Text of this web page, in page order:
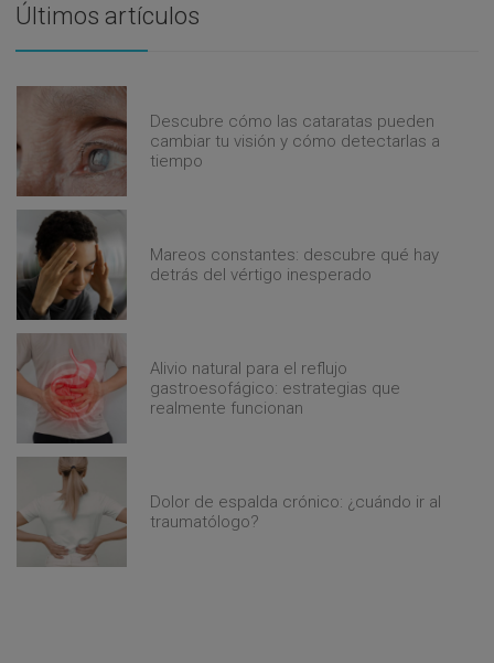
Últimos artículos
Descubre cómo las cataratas pueden
cambiar tu visión y cómo detectarlas a
tiempo
Mareos constantes: descubre qué hay
detrás del vértigo inesperado
Alivio natural para el reflujo
gastroesofágico: estrategias que
realmente funcionan
Dolor de espalda crónico: ¿cuándo ir al
traumatólogo?